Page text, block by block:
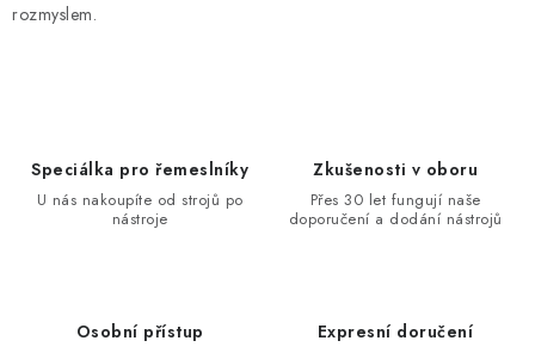
rozmyslem.
Speciálka pro řemeslníky
U nás nakoupíte od strojů po
nástroje
Zkušenosti v oboru
Přes 30 let fungují naše
doporučení a dodání nástrojů
Osobní přístup Expresní doručení